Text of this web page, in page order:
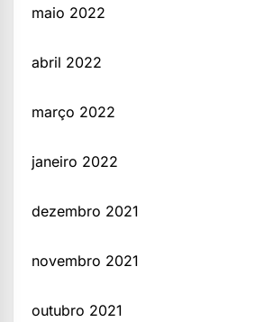
maio 2022
abril 2022
março 2022
janeiro 2022
dezembro 2021
novembro 2021
outubro 2021